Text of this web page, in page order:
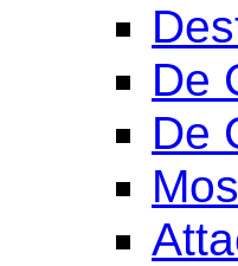
De
De